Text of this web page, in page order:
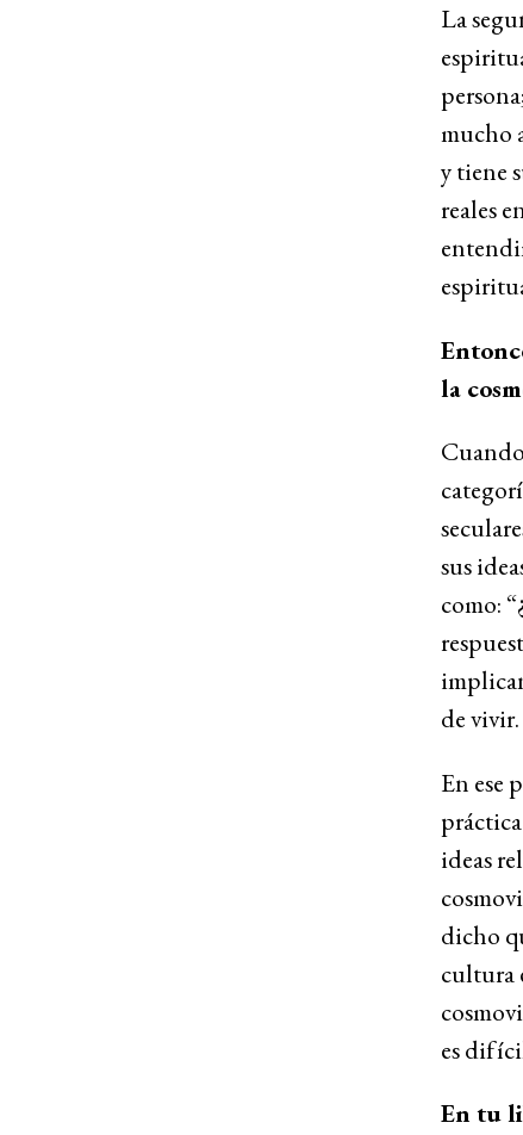
La
mucho
y tiene
reales
la
sus
como:
de vivir.
En ese
ideas
dicho
cultura
es
En tu